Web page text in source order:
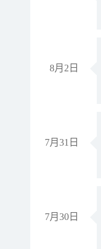
8月2日
7月31日
7月30日